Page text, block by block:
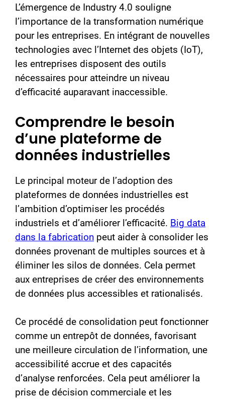
L’émergence de Industry 4.0 souligne
l’importance de la transformation numérique
pour les entreprises. En intégrant de nouvelles
technologies avec l’Internet des objets (IoT),
les entreprises disposent des outils
nécessaires pour atteindre un niveau
d’efficacité auparavant inaccessible.
Comprendre le besoin
d’une plateforme de
données industrielles
Le principal moteur de l’adoption des
plateformes de données industrielles est
l’ambition d’optimiser les procédés
industriels et d’améliorer l’efficacité. Big data
dans la fabrication peut aider à consolider les
données provenant de multiples sources et à
éliminer les silos de données. Cela permet
aux entreprises de créer des environnements
de données plus accessibles et rationalisés.
Ce procédé de consolidation peut fonctionner
comme un entrepôt de données, favorisant
une meilleure circulation de l’information, une
accessibilité accrue et des capacités
d’analyse renforcées. Cela peut améliorer la
prise de décision commerciale et les